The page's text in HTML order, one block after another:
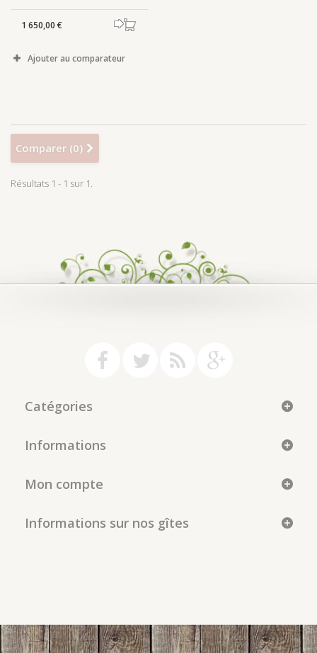
1 650,00 €
Ajouter au comparateur
Comparer (0)
Résultats 1 - 1 sur 1.
Catégories
Informations
Mon compte
Informations sur nos gîtes